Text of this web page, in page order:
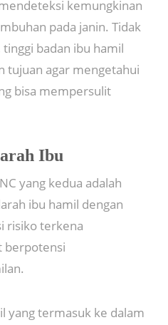
kemungkinan
pada janin. Tidak
badan ibu hamil
tujuan agar mengetahui
bisa mempersulit
Ibu
yang kedua adalah
ibu hamil dengan
risiko terkena
berpotensi
yang termasuk ke dalam